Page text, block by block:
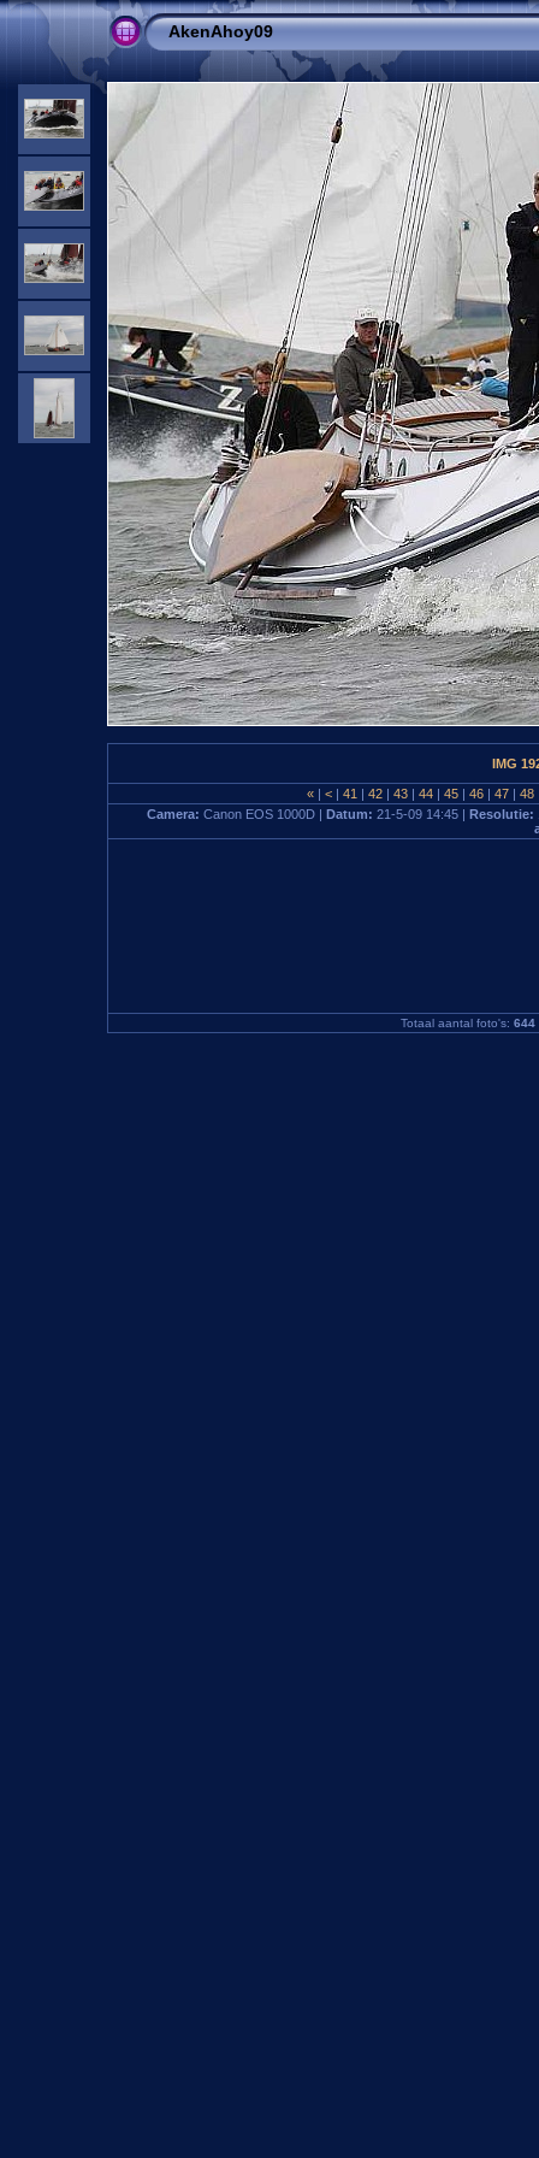
AkenAhoy09
IMG
« | < | 41 | 42 | 43 | 44 | 45 | 46 | 47 | 48
Camera: Canon EOS 1000D | Datum: 21-5-09 14:45 | Resolutie:
Totaal aantal foto's: 644